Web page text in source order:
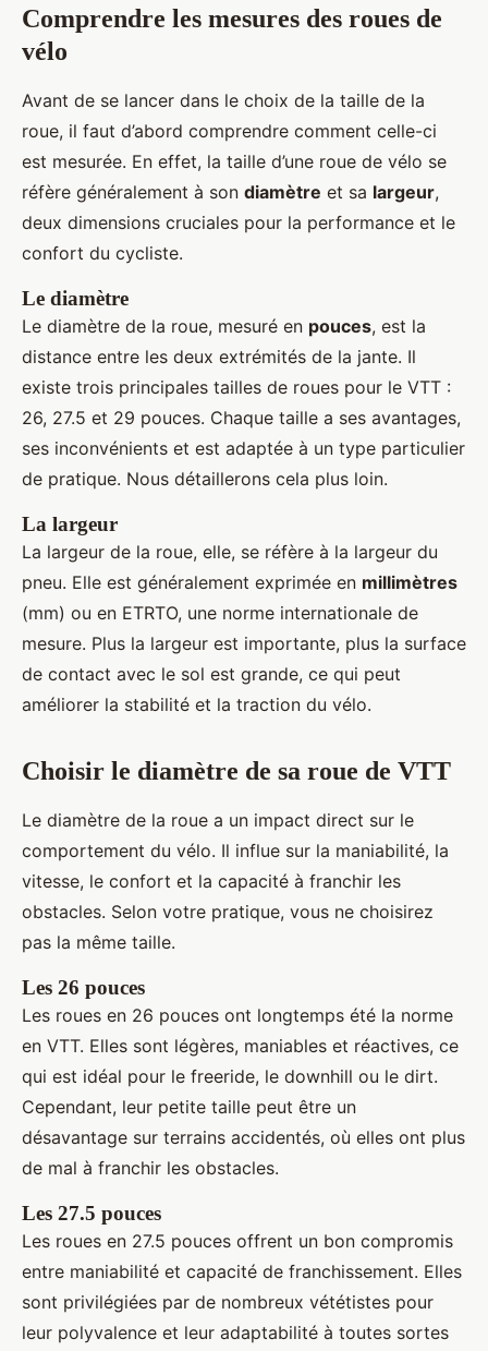
Comprendre les mesures des roues de
vélo
Avant de se lancer dans le choix de la taille de la
roue, il faut d’abord comprendre comment celle-ci
est mesurée. En effet, la taille d’une roue de vélo se
réfère généralement à son diamètre et sa largeur,
deux dimensions cruciales pour la performance et le
confort du cycliste.
Le diamètre
Le diamètre de la roue, mesuré en pouces, est la
distance entre les deux extrémités de la jante. Il
existe trois principales tailles de roues pour le VTT :
26, 27.5 et 29 pouces. Chaque taille a ses avantages,
ses inconvénients et est adaptée à un type particulier
de pratique. Nous détaillerons cela plus loin.
La largeur
La largeur de la roue, elle, se réfère à la largeur du
pneu. Elle est généralement exprimée en millimètres
(mm) ou en ETRTO, une norme internationale de
mesure. Plus la largeur est importante, plus la surface
de contact avec le sol est grande, ce qui peut
améliorer la stabilité et la traction du vélo.
Choisir le diamètre de sa roue de VTT
Le diamètre de la roue a un impact direct sur le
comportement du vélo. Il influe sur la maniabilité, la
vitesse, le confort et la capacité à franchir les
obstacles. Selon votre pratique, vous ne choisirez
pas la même taille.
Les 26 pouces
Les roues en 26 pouces ont longtemps été la norme
en VTT. Elles sont légères, maniables et réactives, ce
qui est idéal pour le freeride, le downhill ou le dirt.
Cependant, leur petite taille peut être un
désavantage sur terrains accidentés, où elles ont plus
de mal à franchir les obstacles.
Les 27.5 pouces
Les roues en 27.5 pouces offrent un bon compromis
entre maniabilité et capacité de franchissement. Elles
sont privilégiées par de nombreux vététistes pour
leur polyvalence et leur adaptabilité à toutes sortes